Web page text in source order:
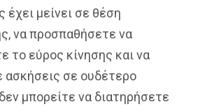
έχει μείνει σε θέση
να προσπαθήσετε να
το εύρος κίνησης και να
σε ουδέτερο
μπορείτε να διατηρήσετε